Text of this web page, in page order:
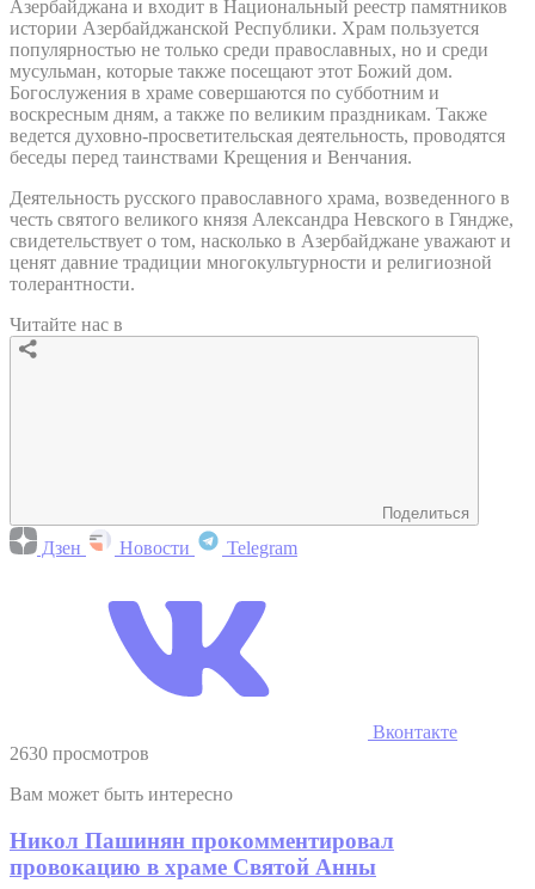
Азербайджана и входит в Национальный реестр памятников
истории Азербайджанской Республики. Храм пользуется
популярностью не только среди православных, но и среди
мусульман, которые также посещают этот Божий дом.
Богослужения в храме совершаются по субботним и
воскресным дням, а также по великим праздникам. Также
ведется духовно-просветительская деятельность, проводятся
беседы перед таинствами Крещения и Венчания.
Деятельность русского православного храма, возведенного в
честь святого великого князя Александра Невского в Гяндже,
свидетельствует о том, насколько в Азербайджане уважают и
ценят давние традиции многокультурности и религиозной
толерантности.
Читайте нас в
Поделиться
Дзен Новости Telegram
Вконтакте
2630 просмотров
Вам может быть интересно
Никол Пашинян прокомментировал
провокацию в храме Святой Анны